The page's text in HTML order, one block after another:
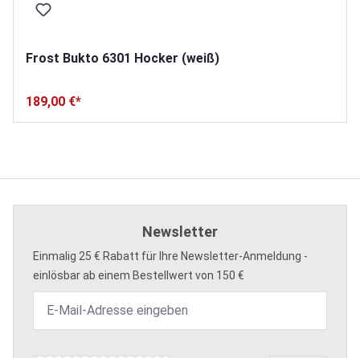
Frost Bukto 6301 Hocker (weiß)
189,00 €*
Newsletter
Einmalig 25 € Rabatt für Ihre Newsletter-Anmeldung -
einlösbar ab einem Bestellwert von 150 €